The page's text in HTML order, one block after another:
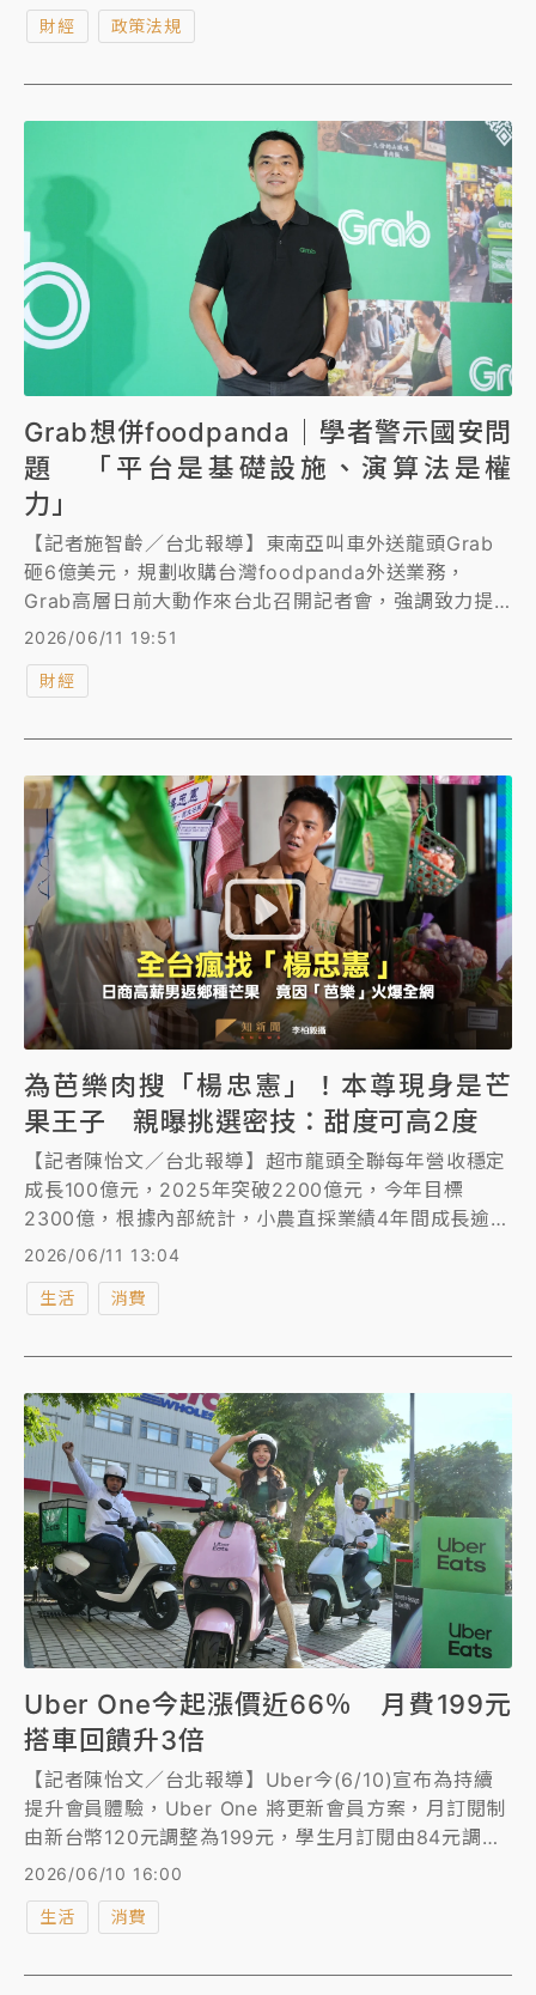
出三大呼籲—「建立每6個月一次常態化檢討機制」、
月輔導期 」， 希望政府在專法上路後能滾動式調整。
財經 政策法規
Grab想併foodpanda｜學者警示國安問
題 「平台是基礎設施、演算法是權
力」
【記者施智齡／台北報導】東南亞叫車外送龍頭Grab
砸6億美元，規劃收購台灣foodpanda外送業務，
Grab高層日前大動作來台北召開記者會，強調致力提
升服務品質、尊重台灣法規。立法院今日下午召開公聽
費者選擇變少、店家議價空間縮小，公平會、經濟部投
時會納入各方意見，審慎評估。
2026/06/11 19:51
財經
為芭樂肉搜「楊忠憲」！本尊現身是芒
果王子 親曝挑選密技：甜度可高2度
【記者陳怡文／台北報導】超市龍頭全聯每年營收穩定
成長100億元，2025年突破2200億元，今年目標
2300億，根據內部統計，小農直採業績4年間成長逾2
倍，2025年業績超過16億，2026年挑戰20億元，契
作面積也從393公頃成長至535公頃，全聯曝光14位農
友，曾因芭樂爆紅，讓全台網友瘋找的楊忠憲從日商高
填補芒果欠收時的收入來源，對於爆紅感到蠻意外的，
他坦言他的芭樂脆度不高，但較香甜。
2026/06/11 13:04
生活 消費
Uber One今起漲價近66％ 月費199元
搭車回饋升3倍
【記者陳怡文／台北報導】Uber今(6/10)宣布為持續
提升會員體驗，Uber One 將更新會員方案，月訂閱制
由新台幣120元調整為199元，學生月訂閱由84元調整
為139元；年訂閱制由新台幣1,200元調整為1,990元，
今日起生效，既有會員則自7月13日後的下一個續訂扣
從原本的5%提高到15%，另外，海外也能用，過去台
2026/06/10 16:00
生活 消費